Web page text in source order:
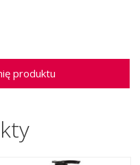
produktu